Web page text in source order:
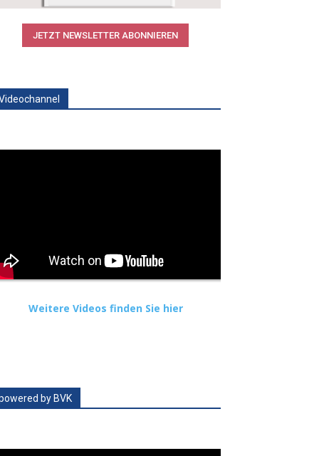
JETZT NEWSLETTER ABONNIEREN
Weitere Videos finden Sie hier
by BVK